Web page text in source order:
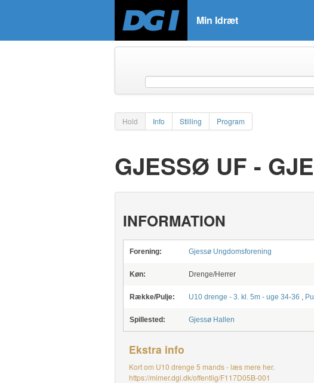
Min Idræt
Hold Info Stilling Program
GJESSØ UF -
INFORMATION
Forening: Gjessø Ungdomsforening
Køn: Drenge/Herrer
Række/Pulje: U10 drenge - 3. kl. 5m - uge 34-36 ,
Spillested: Gjessø Hallen
Ekstra info
Kort om U10 drenge 5 mands - læs mere her.
https://mimer.dgi.dk/offentlig/F117D05B-001